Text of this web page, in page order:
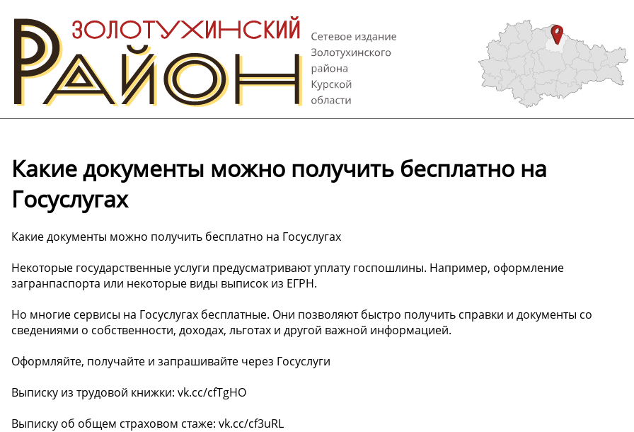
Какие документы можно получить бесплатно на
Госуслугах
Какие документы можно получить бесплатно на Госуслугах
Некоторые государственные услуги предусматривают уплату госпошлины. Например, оформление
загранпаспорта или некоторые виды выписок из ЕГРН.
Но многие сервисы на Госуслугах бесплатные. Они позволяют быстро получить справки и документы со
сведениями о собственности, доходах, льготах и другой важной информацией.
Оформляйте, получайте и запрашивайте через Госуслуги
Выписку из трудовой книжки: vk.cc/cfTgHO
Выписку об общем страховом стаже: vk.cc/cf3uRL